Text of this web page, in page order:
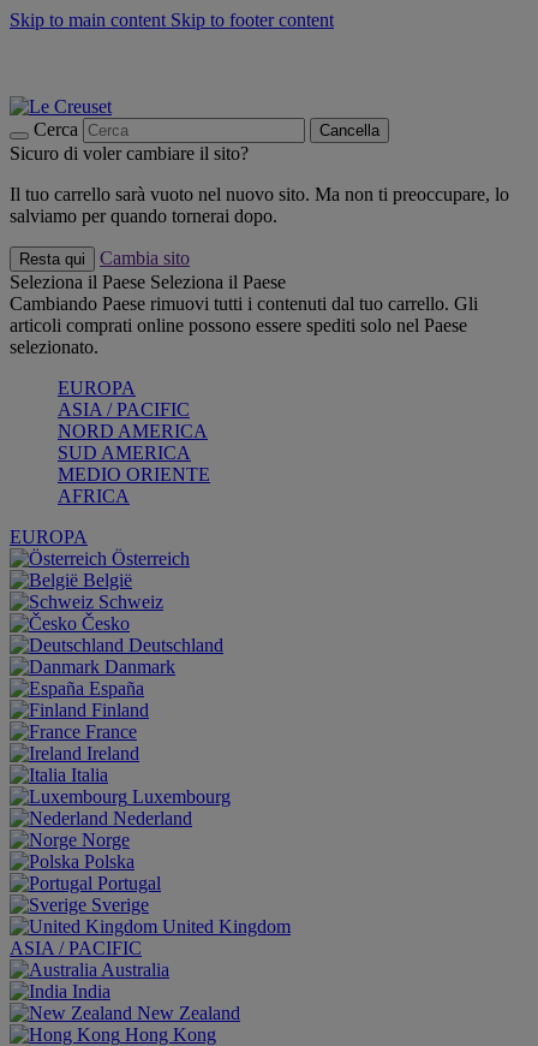
Skip to main content Skip to footer content
Cerca Cancella
Sicuro di voler cambiare il sito?
Il tuo carrello sarà vuoto nel nuovo sito. Ma non ti preoccupare, lo
salviamo per quando tornerai dopo.
Resta qui
Cambia sito
Seleziona il Paese Seleziona il Paese
Cambiando Paese rimuovi tutti i contenuti dal tuo carrello. Gli
articoli comprati online possono essere spediti solo nel Paese
selezionato.
EUROPA
ASIA / PACIFIC
NORD AMERICA
SUD AMERICA
MEDIO ORIENTE
AFRICA
EUROPA
Österreich
België
Schweiz
Česko
Deutschland
Danmark
España
Finland
France
Ireland
Italia
Luxembourg
Nederland
Norge
Polska
Portugal
Sverige
United Kingdom
ASIA / PACIFIC
Australia
India
New Zealand
Hong Kong